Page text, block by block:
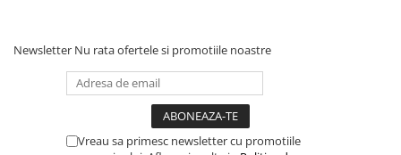
Newsletter Nu rata ofertele si promotiile noastre
Vreau sa primesc newsletter cu promotiile